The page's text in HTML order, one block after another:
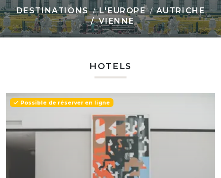
DESTINATIONS L'EUROPE
AUTRICHE
VIENNE
HOTELS
Possible de réserver en ligne